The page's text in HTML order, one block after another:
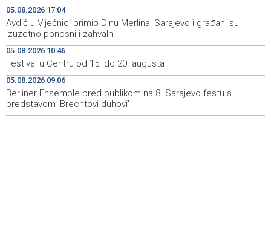
13:50
CRA investigates RTRS report following complaint by
genocide victims’ associations
13:43
Magoda ugostio bh. plivačicu Iman Avdić uoči
međunarodnih nastupa
13:41
Teška nesreća kod Tomislavgrada: Četiri osobe
ozlijeđene, među njima i dijete
05.08.2026 17:04
Avdić u Vijećnici primio Dinu Merlina: Sarajevo i građani su
izuzetno ponosni i zahvalni
05.08.2026 10:46
Festival u Centru od 15. do 20. augusta
05.08.2026 09:06
Berliner Ensemble pred publikom na 8. Sarajevo festu s
predstavom 'Brechtovi duhovi'